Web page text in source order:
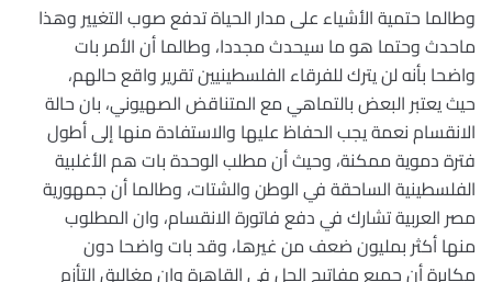
وطالما حتمية الأشياء على مدار الحياة تدفع صوب التغيير وهذا
ماحدث وحتما هو ما سيحدث مجددا، وطالما أن الأمر بات
واضحا بأنه لن يترك للفرقاء الفلسطينيين تقرير واقع حالهم،
حيث يعتبر البعض بالتماهي مع المتناقض الصهيوني، بان حالة
الانقسام نعمة يجب الحفاظ عليها والاستفادة منها إلى أطول
فترة دموية ممكنة، وحيث أن مطلب الوحدة بات هم الأغلبية
الفلسطينية الساحقة في الوطن والشتات، وطالما أن جمهورية
مصر العربية تشارك في دفع فاتورة الانقسام، وان المطلوب
منها أكثر بمليون ضعف من غيرها، وقد بات واضحا دون
مكابرة أن جميع مفاتيح الحل في القاهرة وان مغاليق التأزم